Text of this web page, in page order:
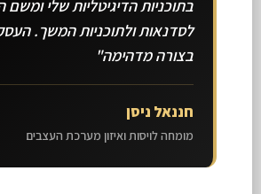
בתוכניות הדיגיטליות שלי ומשם
לסדנאות ולתוכניות המשך.
בצורה מדהימה"
חננאל ניסן
מומחה לויסות ואיזון מערכת העצבים